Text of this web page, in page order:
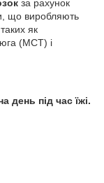
за рахунок
що виробляють
як
(MCT) і
день під час їжі.